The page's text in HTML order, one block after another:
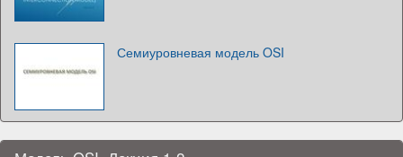
Семиуровневая модель OSI